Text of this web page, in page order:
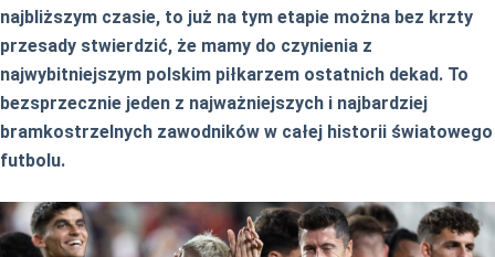
najbliższym czasie, to już na tym etapie można bez krzty
przesady stwierdzić, że mamy do czynienia z
najwybitniejszym polskim piłkarzem ostatnich dekad. To
bezsprzecznie jeden z najważniejszych i najbardziej
bramkostrzelnych zawodników w całej historii światowego
futbolu.